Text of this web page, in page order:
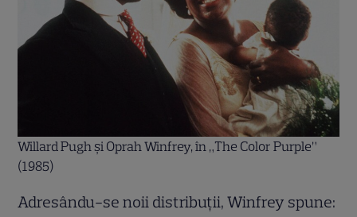
Willard Pugh și Oprah Winfrey, în „The Color Purple”
(1985)
Adresându-se noii distribuții, Winfrey spune: